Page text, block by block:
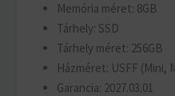
Memória méret: 8GB
Tárhely: SSD
Tárhely méret: 256GB
Házméret: USFF (Mini,
Garancia: 2027.03.01